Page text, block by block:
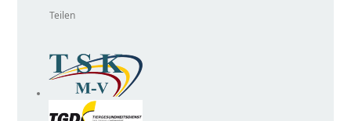
Teilen